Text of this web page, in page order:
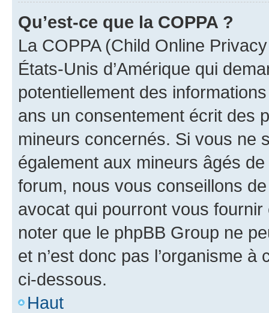
Qu’est-ce que la COPPA ?
La COPPA (Child Online
États-Unis d’Amérique qui
potentiellement des
ans un consentement écrit des
mineurs concernés. Si vous ne
également aux mineurs âgés
forum, nous vous conseillons
avocat qui pourront vous
noter que le phpBB Group ne
et n’est donc pas l’organisme
ci-dessous.
Haut